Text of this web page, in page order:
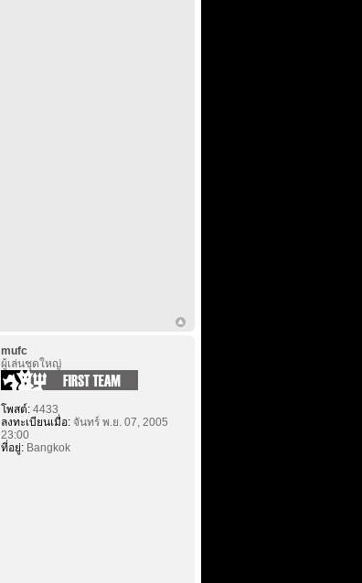
mufc
ผู้เล่นชุดใหญ่
โพสต์:4433
ลงทะเบียนเมื่อ:จันทร์ พ.ย. 07, 2005
23:00
ที่อยู่:Bangkok